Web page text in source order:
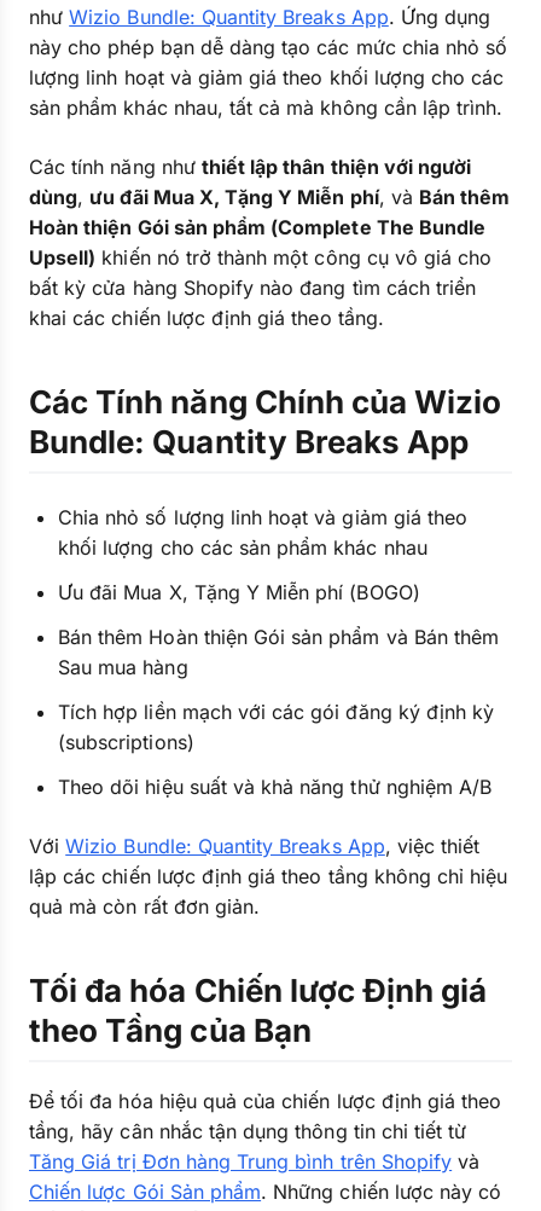
nhưWizio Bundle: Quantity Breaks App. Ứng dụng
này cho phép bạn dễ dàng tạo các mức chia nhỏ số
lượng linh hoạt và giảm giá theo khối lượng cho các
sản phẩm khác nhau, tất cả mà không cần lập trình.
Các tính năng như thiết lập thân thiện với người
dùng, ưu đãi Mua X, Tặng Y Miễn phí, và Bán thêm
Hoàn thiện Gói sản phẩm (Complete The Bundle
Upsell) khiến nó trở thành một công cụ vô giá cho
bất kỳ cửa hàng Shopify nào đang tìm cách triển
khai các chiến lược định giá theo tầng.
Các Tính năng Chính của Wizio
Bundle: Quantity Breaks App
Chia nhỏ số lượng linh hoạt và giảm giá theo
khối lượng cho các sản phẩm khác nhau
Ưu đãi Mua X, Tặng Y Miễn phí (BOGO)
Bán thêm Hoàn thiện Gói sản phẩm và Bán thêm
Sau mua hàng
Tích hợp liền mạch với các gói đăng ký định kỳ
(subscriptions)
Theo dõi hiệu suất và khả năng thử nghiệm A/B
VớiWizio Bundle: Quantity Breaks App, việc thiết
lập các chiến lược định giá theo tầng không chỉ hiệu
quả mà còn rất đơn giản.
Tối đa hóa Chiến lược Định giá
theo Tầng của Bạn
Để tối đa hóa hiệu quả của chiến lược định giá theo
tầng, hãy cân nhắc tận dụng thông tin chi tiết từ
Tăng Giá trị Đơn hàng Trung bình trên Shopify và
Chiến lược Gói Sản phẩm. Những chiến lược này có